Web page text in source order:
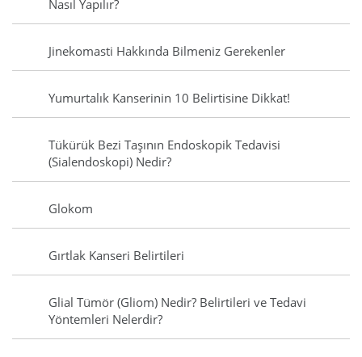
Nasıl Yapılır?
Jinekomasti Hakkında Bilmeniz Gerekenler
Yumurtalık Kanserinin 10 Belirtisine Dikkat!
Tükürük Bezi Taşının Endoskopik Tedavisi
(Sialendoskopi) Nedir?
Glokom
Gırtlak Kanseri Belirtileri
Glial Tümör (Gliom) Nedir? Belirtileri ve Tedavi
Yöntemleri Nelerdir?